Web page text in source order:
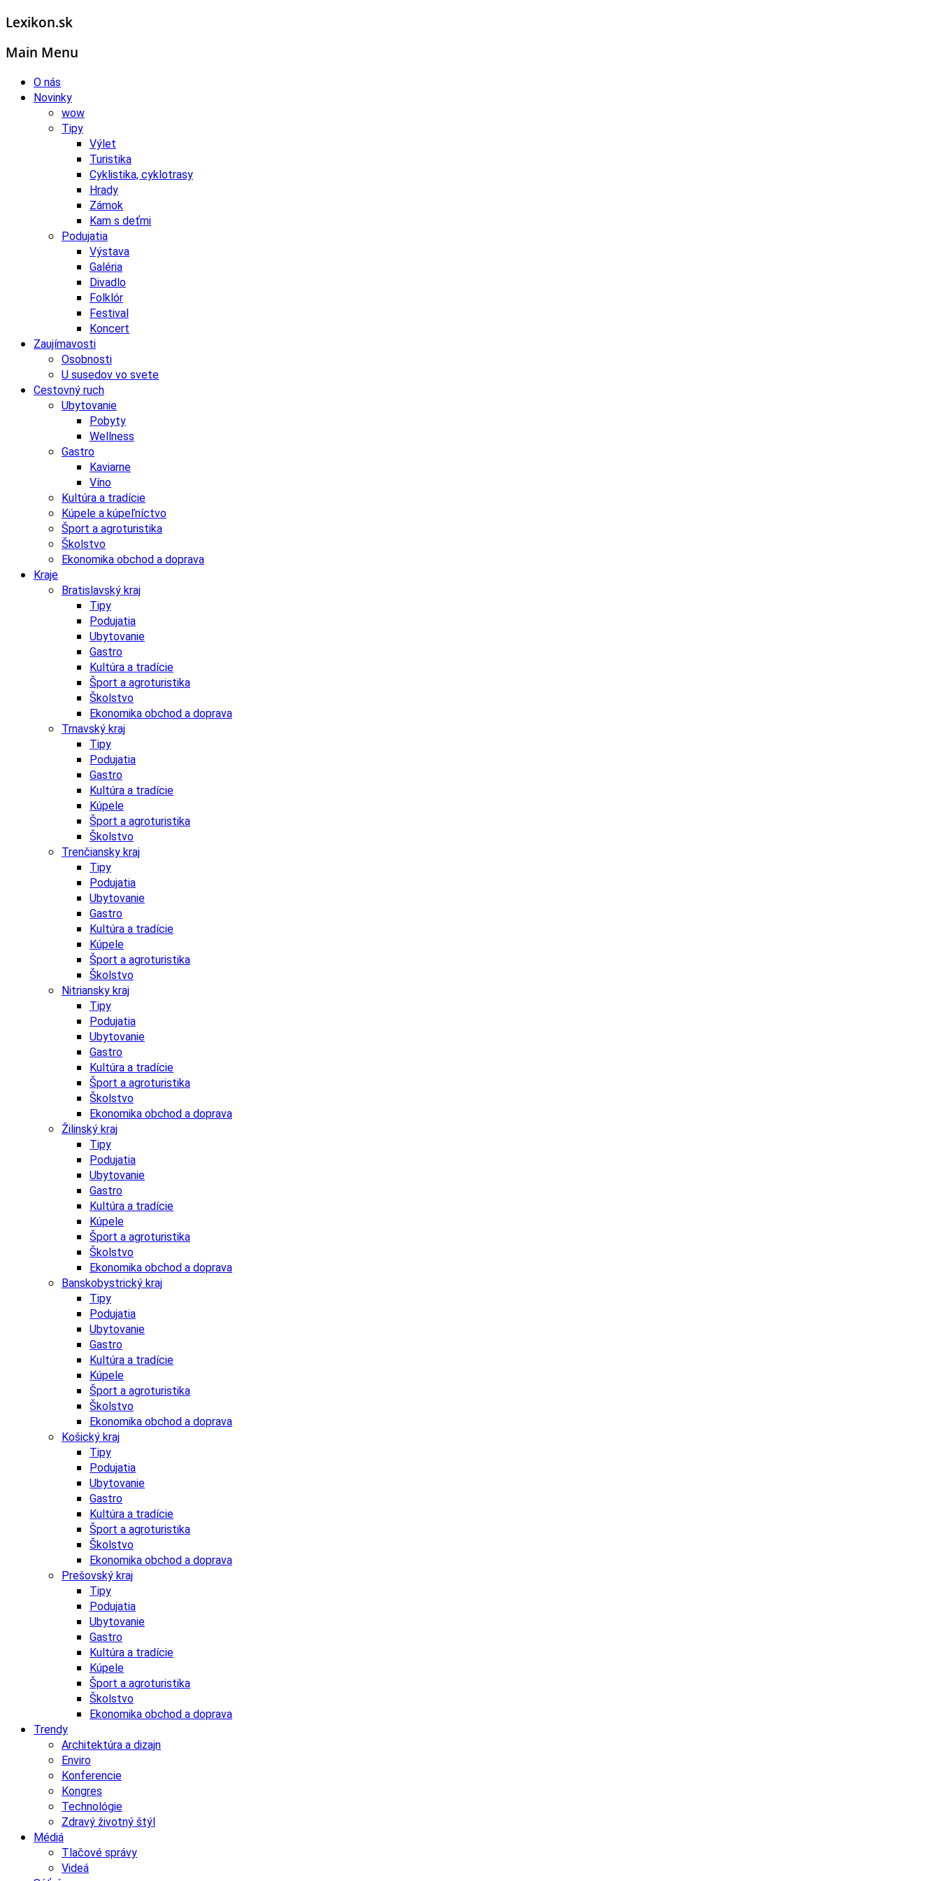
Lexikon.sk
Main Menu
O nás
Novinky
wow
Tipy
Výlet
Turistika
Cyklistika, cyklotrasy
Hrady
Zámok
Kam s deťmi
Podujatia
Výstava
Galéria
Divadlo
Folklór
Festival
Koncert
Zaujímavosti
Osobnosti
U susedov vo svete
Cestovný ruch
Ubytovanie
Pobyty
Wellness
Gastro
Kaviarne
Víno
Kultúra a tradície
Kúpele a kúpeľníctvo
Šport a agroturistika
Školstvo
Ekonomika obchod a doprava
Kraje
Bratislavský kraj
Tipy
Podujatia
Ubytovanie
Gastro
Kultúra a tradície
Šport a agroturistika
Školstvo
Ekonomika obchod a doprava
Trnavský kraj
Tipy
Podujatia
Gastro
Kultúra a tradície
Kúpele
Šport a agroturistika
Školstvo
Trenčiansky kraj
Tipy
Podujatia
Ubytovanie
Gastro
Kultúra a tradície
Kúpele
Šport a agroturistika
Školstvo
Nitriansky kraj
Tipy
Podujatia
Ubytovanie
Gastro
Kultúra a tradície
Šport a agroturistika
Školstvo
Ekonomika obchod a doprava
Žilinský kraj
Tipy
Podujatia
Ubytovanie
Gastro
Kultúra a tradície
Kúpele
Šport a agroturistika
Školstvo
Ekonomika obchod a doprava
Banskobystrický kraj
Tipy
Podujatia
Ubytovanie
Gastro
Kultúra a tradície
Kúpele
Šport a agroturistika
Školstvo
Ekonomika obchod a doprava
Košický kraj
Tipy
Podujatia
Ubytovanie
Gastro
Kultúra a tradície
Šport a agroturistika
Školstvo
Ekonomika obchod a doprava
Prešovský kraj
Tipy
Podujatia
Ubytovanie
Gastro
Kultúra a tradície
Kúpele
Šport a agroturistika
Školstvo
Ekonomika obchod a doprava
Trendy
Architektúra a dizajn
Enviro
Konferencie
Kongres
Technológie
Zdravý životný štýl
Médiá
Tlačové správy
Videá